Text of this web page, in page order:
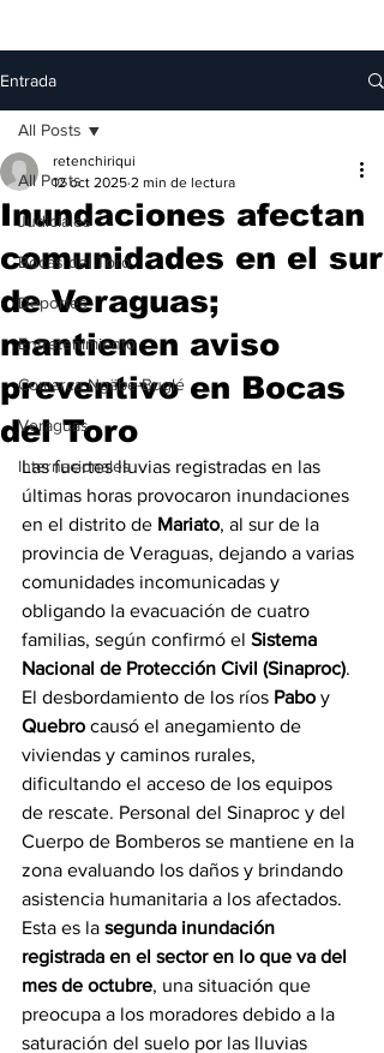
Entrada
All Posts
Judiciales
Bocas del Toro
Deportes
Entretenimiento
Comarca Ngäbe-Buglé
Veraguas
Internacionales
All Posts
Inundaciones afectan
comunidades en el sur
de Veraguas;
mantienen aviso
preventivo en Bocas
del Toro
retenchiriqui
12 oct 2025 2 min de lectura
Las fuertes lluvias registradas en las
últimas horas provocaron inundaciones
en el distrito de Mariato, al sur de la
provincia de Veraguas, dejando a varias
comunidades incomunicadas y
obligando la evacuación de cuatro
familias, según confirmó el Sistema
Nacional de Protección Civil (Sinaproc).
El desbordamiento de los ríos Pabo y
Quebro causó el anegamiento de
viviendas y caminos rurales,
dificultando el acceso de los equipos
de rescate. Personal del Sinaproc y del
Cuerpo de Bomberos se mantiene en la
zona evaluando los daños y brindando
asistencia humanitaria a los afectados.
Esta es la segunda inundación
registrada en el sector en lo que va del
mes de octubre, una situación que
preocupa a los moradores debido a la
saturación del suelo por las lluvias